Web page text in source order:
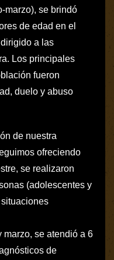
marzo), se brindó
de edad en el
a las
Los principales
fueron
duelo y abuso
de nuestra
ofreciendo
se realizaron
(adolescentes y
marzo, se atendió a 6
de